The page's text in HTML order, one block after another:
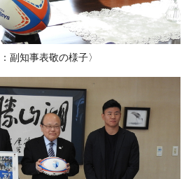
：副知事表敬の様子〉